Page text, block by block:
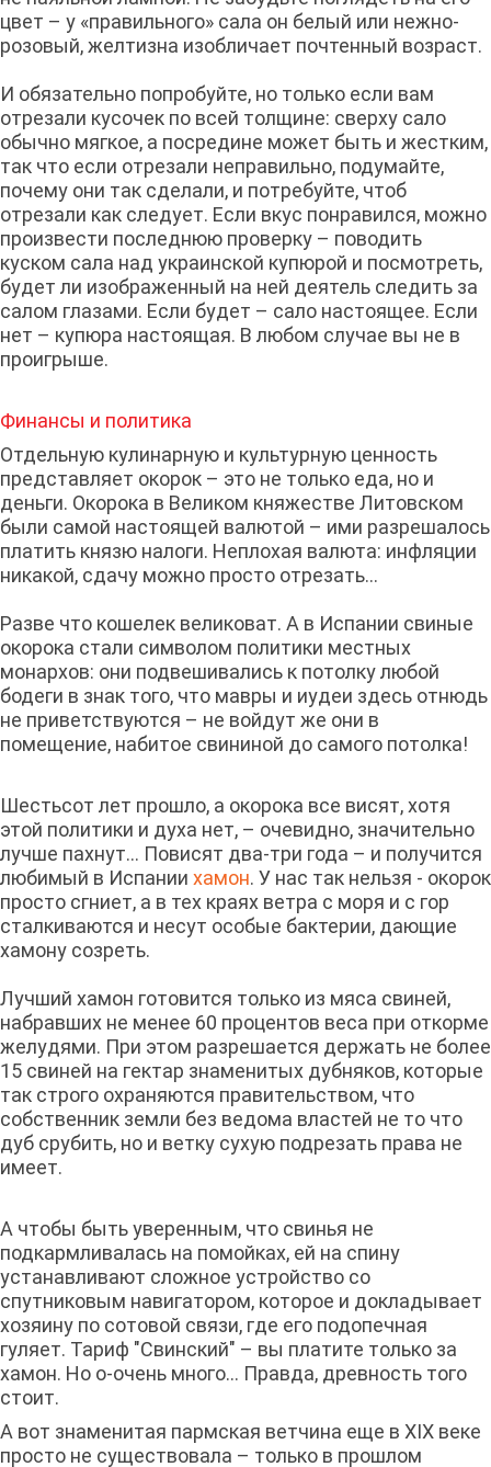
цвет – у «правильного» сала он белый или нежно-
розовый, желтизна изобличает почтенный возраст.
И обязательно попробуйте, но только если вам
отрезали кусочек по всей толщине: сверху сало
обычно мягкое, а посредине может быть и жестким,
так что если отрезали неправильно, подумайте,
почему они так сделали, и потребуйте, чтоб
отрезали как следует. Если вкус понравился, можно
произвести последнюю проверку – поводить
куском сала над украинской купюрой и посмотреть,
будет ли изображенный на ней деятель следить за
салом глазами. Если будет – сало настоящее. Если
нет – купюра настоящая. В любом случае вы не в
проигрыше.
Финансы и политика
Отдельную кулинарную и культурную ценность
представляет окорок – это не только еда, но и
деньги. Окорока в Великом княжестве Литовском
были самой настоящей валютой – ими разрешалось
платить князю налоги. Неплохая валюта: инфляции
никакой, сдачу можно просто отрезать…
Разве что кошелек великоват. А в Испании свиные
окорока стали символом политики местных
монархов: они подвешивались к потолку любой
бодеги в знак того, что мавры и иудеи здесь отнюдь
не приветствуются – не войдут же они в
помещение, набитое свининой до самого потолка!
Шестьсот лет прошло, а окорока все висят, хотя
этой политики и духа нет, – очевидно, значительно
лучше пахнут… Повисят два-три года – и получится
любимый в Испании хамон. У нас так нельзя - окорок
просто сгниет, а в тех краях ветра с моря и с гор
сталкиваются и несут особые бактерии, дающие
хамону созреть.
Лучший хамон готовится только из мяса свиней,
набравших не менее 60 процентов веса при откорме
желудями. При этом разрешается держать не более
15 свиней на гектар знаменитых дубняков, которые
так строго охраняются правительством, что
собственник земли без ведома властей не то что
дуб срубить, но и ветку сухую подрезать права не
имеет.
А чтобы быть уверенным, что свинья не
подкармливалась на помойках, ей на спину
устанавливают сложное устройство со
спутниковым навигатором, которое и докладывает
хозяину по сотовой связи, где его подопечная
гуляет. Тариф "Свинский" – вы платите только за
хамон. Но о-очень много… Правда, древность того
стоит.
А вот знаменитая пармская ветчина еще в XIX веке
просто не существовала – только в прошлом